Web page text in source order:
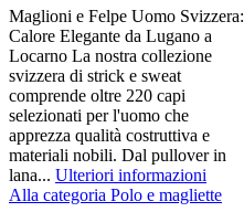
Maglioni e Felpe Uomo Svizzera:
Calore Elegante da Lugano a
Locarno La nostra collezione
svizzera di strick e sweat
comprende oltre 220 capi
selezionati per l'uomo che
apprezza qualità costruttiva e
materiali nobili. Dal pullover in
lana... Ulteriori informazioni
Alla categoria Polo e magliette